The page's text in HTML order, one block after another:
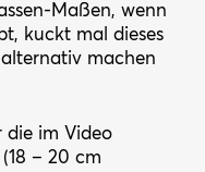
Maßen, wenn
kuckt mal dieses
machen
die im Video
– 20 cm